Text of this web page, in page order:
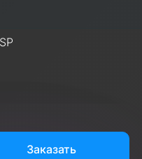
Заказать